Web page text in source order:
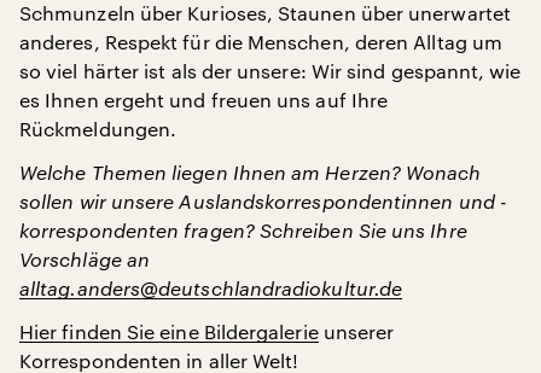
Schmunzeln über Kurioses, Staunen über unerwartet
anderes, Respekt für die Menschen, deren Alltag um
so viel härter ist als der unsere: Wir sind gespannt, wie
es Ihnen ergeht und freuen uns auf Ihre
Rückmeldungen.
Welche Themen liegen Ihnen am Herzen? Wonach
sollen wir unsere Auslandskorrespondentinnen und -
korrespondenten fragen? Schreiben Sie uns Ihre
Vorschläge an
alltag.anders@deutschlandradiokultur.de
Hier finden Sie eine Bildergalerieunserer
Korrespondenten in aller Welt!